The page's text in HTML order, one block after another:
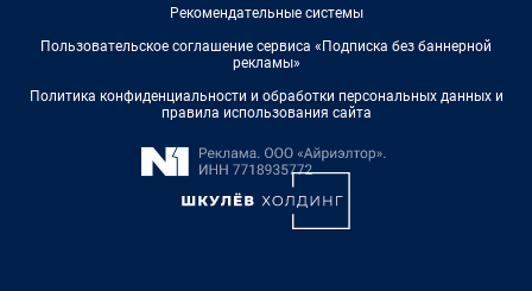
Рекомендательные системы
Пользовательское соглашение сервиса «Подписка без баннерной
рекламы»
Политика конфиденциальности и обработки персональных данных и
правила использования сайта